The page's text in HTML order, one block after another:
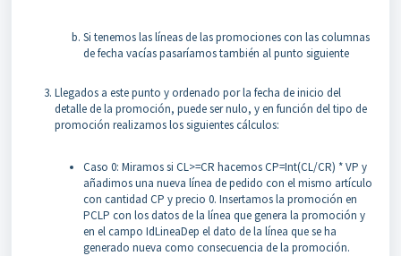
Si tenemos las líneas de las promociones con las columnas
de fecha vacías pasaríamos también al punto siguiente
Llegados a este punto y ordenado por la fecha de inicio del
detalle de la promoción, puede ser nulo, y en función del tipo de
promoción realizamos los siguientes cálculos:
Caso 0: Miramos si CL>=CR hacemos CP=Int(CL/CR) * VP y
añadimos una nueva línea de pedido con el mismo artículo
con cantidad CP y precio 0. Insertamos la promoción en
PCLP con los datos de la línea que genera la promoción y
en el campo IdLineaDep el dato de la línea que se ha
generado nueva como consecuencia de la promoción.